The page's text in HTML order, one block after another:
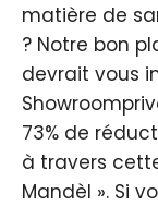
matière de
? Notre bon
devrait vous
73% de
à travers
Mandèl ». Si